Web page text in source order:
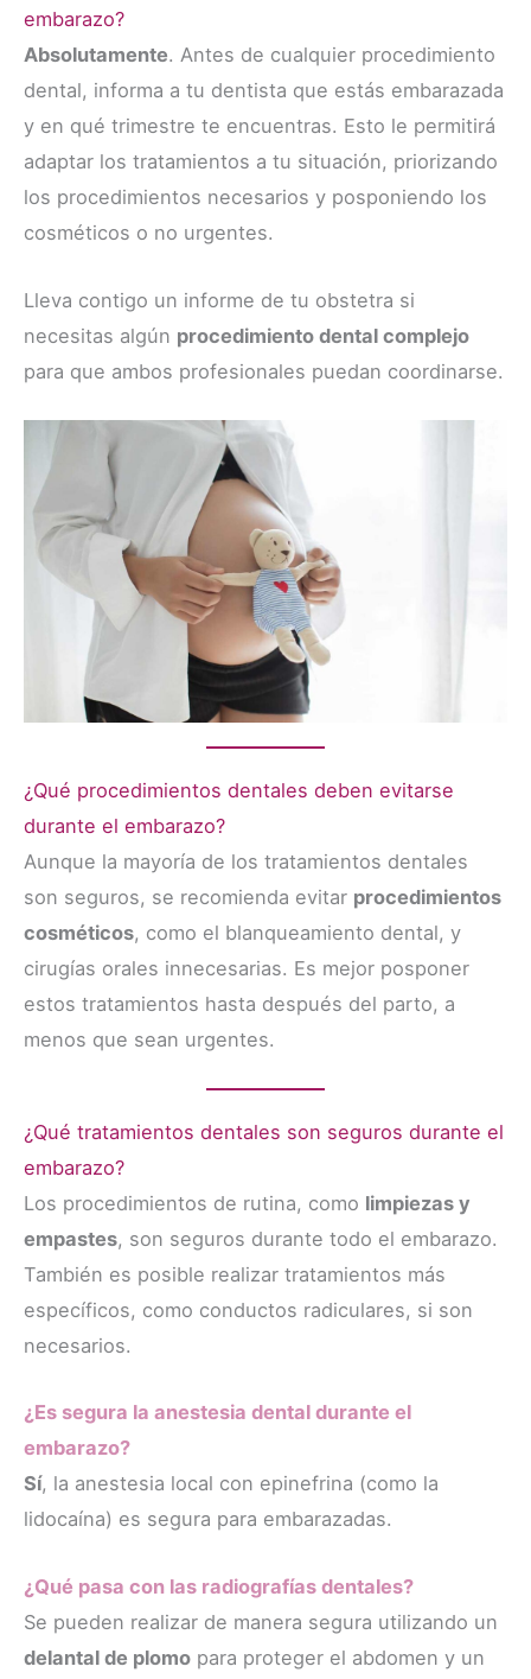
embarazo?
Absolutamente. Antes de cualquier procedimiento
dental, informa a tu dentista que estás embarazada
y en qué trimestre te encuentras. Esto le permitirá
adaptar los tratamientos a tu situación, priorizando
los procedimientos necesarios y posponiendo los
cosméticos o no urgentes.
Lleva contigo un informe de tu obstetra si
necesitas algún procedimiento dental complejo
para que ambos profesionales puedan coordinarse.
¿Qué procedimientos dentales deben evitarse
durante el embarazo?
Aunque la mayoría de los tratamientos dentales
son seguros, se recomienda evitar procedimientos
cosméticos, como el blanqueamiento dental, y
cirugías orales innecesarias. Es mejor posponer
estos tratamientos hasta después del parto, a
menos que sean urgentes.
¿Qué tratamientos dentales son seguros durante el
embarazo?
Los procedimientos de rutina, como limpiezas y
empastes, son seguros durante todo el embarazo.
También es posible realizar tratamientos más
específicos, como conductos radiculares, si son
necesarios.
¿Es segura la anestesia dental durante el
embarazo?
Sí, la anestesia local con epinefrina (como la
lidocaína) es segura para embarazadas.
¿Qué pasa con las radiografías dentales?
Se pueden realizar de manera segura utilizando un
delantal de plomo para proteger el abdomen y un